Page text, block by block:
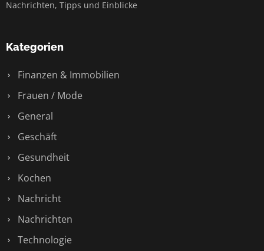
Nachrichten, Tipps und Einblicke
Kategorien
Finanzen & Immobilien
Frauen / Mode
General
Geschäft
Gesundheit
Kochen
Nachricht
Nachrichten
Technologie